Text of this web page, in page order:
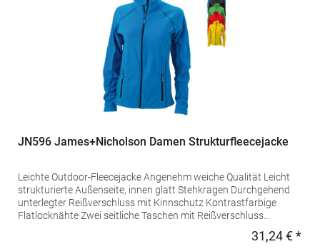
JN596 James+Nicholson Damen Strukturfleecejacke
Leichte Outdoor-Fleecejacke Angenehm weiche Qualität Leicht
strukturierte Außenseite, innen glatt Stehkragen Durchgehend
unterlegter Reißverschluss mit Kinnschutz Kontrastfarbige
Flatlocknähte Zwei seitliche Taschen mit Reißverschluss
g/m²Materialzusammensetzung: 100% PolyesterAngaben zur
31,24 € *